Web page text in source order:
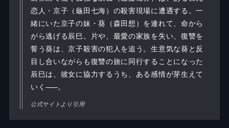
恋人・京子（龜田七海）の殺害現場に遭遇する。一
緒にいた京子の妹・葵（森田想）を連れて、命から
がら逃げる辰巳。片や、最愛の家族を失い、復讐を
誓う葵は、京子殺害の犯人を追う。生意気な葵と反
目し合いながらも復讐の旅に同行することになった
辰巳は、彼女に協力するうち、ある感情が芽生えて
いく
。
公式サイトより引用